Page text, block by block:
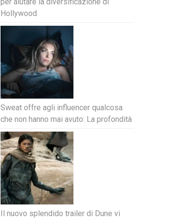
Hollywood
Sweat offre agli influencer qualcosa
che non hanno mai avuto: La profondità
Il nuovo splendido trailer di Dune vi